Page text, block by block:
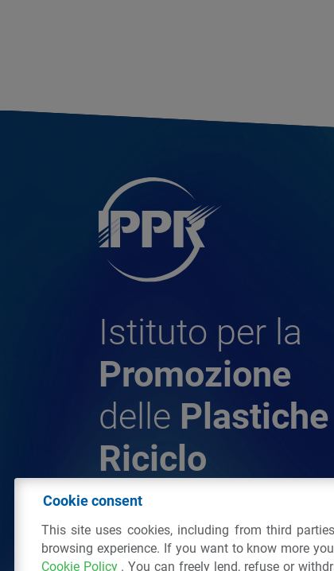
Istituto per la
Promozione
delle Plastiche
Riciclo
da Riciclo
C.F. 97381090154
Cookie consent
This site uses cookies, including from third
browsing experience. If you want to know more
Cookie Policy . You can freely lend, refuse or